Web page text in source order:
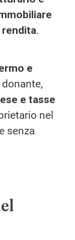
rendita.
e
e tasse
nel
senza